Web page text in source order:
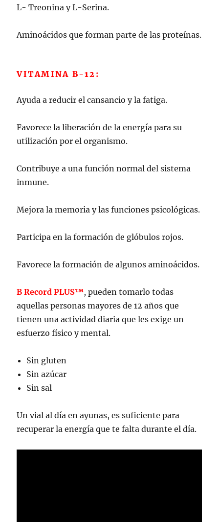
L- Treonina y L-Serina.
Aminoácidos que forman parte de las proteínas.
VITAMINA B-12:
Ayuda a reducir el cansancio y la fatiga.
Favorece la liberación de la energía para su
utilización por el organismo.
Contribuye a una función normal del sistema
inmune.
Mejora la memoria y las funciones psicológicas.
Participa en la formación de glóbulos rojos.
Favorece la formación de algunos aminoácidos.
B Record PLUS™, pueden tomarlo todas
aquellas personas mayores de 12 años que
tienen una actividad diaria que les exige un
esfuerzo físico y mental.
Sin gluten
Sin azúcar
Sin sal
Un vial al día en ayunas, es suficiente para
recuperar la energía que te falta durante el día.